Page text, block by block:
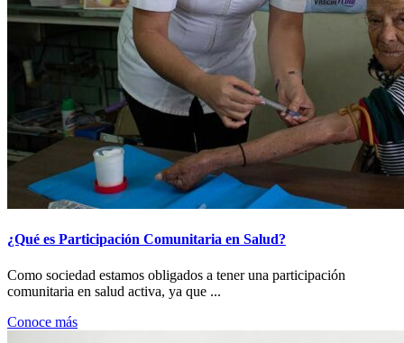
¿Qué es Participación Comunitaria en Salud?
Como sociedad estamos obligados a tener una participación
comunitaria en salud activa, ya que ...
Conoce más